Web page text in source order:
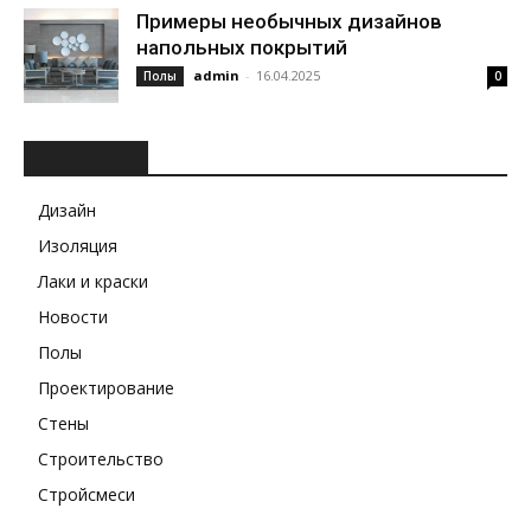
Примеры необычных дизайнов
напольных покрытий
Полы admin - 16.04.2025 0
Дизайн
Изоляция
Лаки и краски
Новости
Полы
Проектирование
Стены
Строительство
Стройсмеси